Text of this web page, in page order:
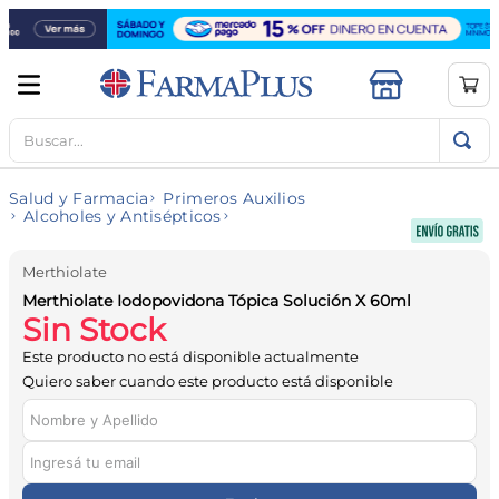
Buscar...
Salud y Farmacia
Primeros Auxilios
Alcoholes y Antisépticos
Merthiolate
Merthiolate Iodopovidona Tópica Solución X 60ml
Sin Stock
Este producto no está disponible actualmente
Quiero saber cuando este producto está disponible
TÉRMINOS MÁS BUSCADOS
1.
mela b3
2.
cerave limpieza
5.
shampoo
6.
proteina
7.
ibuprofeno
8.
vitamina c
9.
contorno ojos